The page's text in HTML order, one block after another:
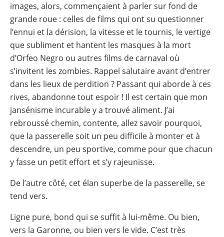
images, alors, commençaient à parler sur fond de
grande roue : celles de films qui ont su questionner
l’ennui et la dérision, la vitesse et le tournis, le vertige
que subliment et hantent les masques à la mort
d’Orfeo Negro ou autres films de carnaval où
s’invitent les zombies. Rappel salutaire avant d’entrer
dans les lieux de perdition ? Passant qui aborde à ces
rives, abandonne tout espoir ! Il est certain que mon
jansénisme incurable y a trouvé aliment. J’ai
rebroussé chemin, contente, allez savoir pourquoi,
que la passerelle soit un peu difficile à monter et à
descendre, un peu sportive, comme pour que chacun
y fasse un petit effort et s’y rajeunisse.
De l’autre côté, cet élan superbe de la passerelle, se
tend vers.
Ligne pure, bond qui se suffit à lui-même. Ou bien,
vers la Garonne, ou bien vers le vide. C’est très